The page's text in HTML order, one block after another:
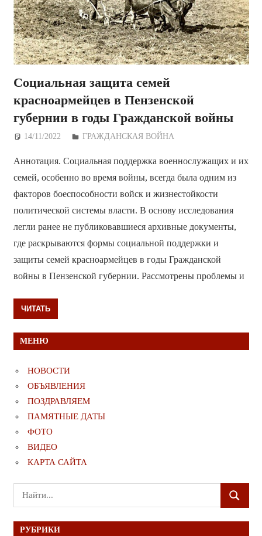
Социальная защита семей
красноармейцев в Пензенской
губернии в годы Гражданской войны
14/11/2022 Дежурный по Редакции
ГРАЖДАНСКАЯ ВОЙНА
Аннотация. Социальная поддержка военнослужащих и их
семей, особенно во время войны, всегда была одним из
факторов боеспособности войск и жизнестойкости
политической системы власти. В основу исследования
легли ранее не публиковавшиеся архивные документы,
где раскрываются формы социальной поддержки и
защиты семей красноармейцев в годы Гражданской
войны в Пензенской губернии. Рассмотрены проблемы и
ЧИТАТЬ
МЕНЮ
НОВОСТИ
ОБЪЯВЛЕНИЯ
ПОЗДРАВЛЯЕМ
ПАМЯТНЫЕ ДАТЫ
ФОТО
ВИДЕО
КАРТА САЙТА
Поиск
для:
ПОИСК
РУБРИКИ